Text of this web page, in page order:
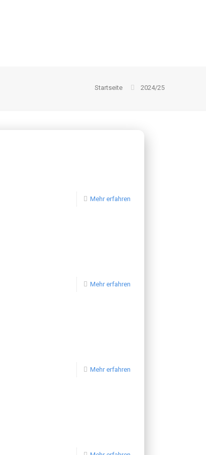
Startseite 2024/25
Mehr erfahren
Mehr erfahren
Mehr erfahren